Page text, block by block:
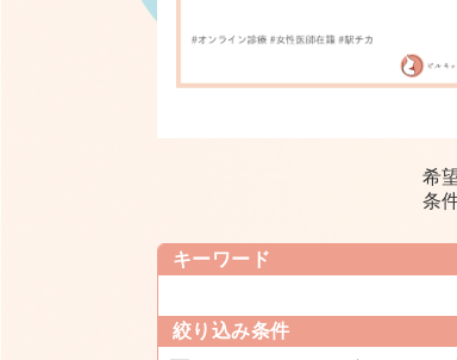
希
条
キーワード
絞り込み条件